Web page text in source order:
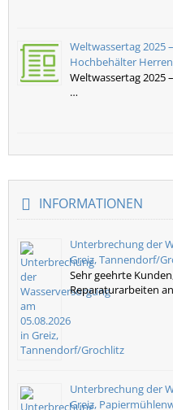
Weltwassertag 2025
Hochbehälter
Weltwassertag 2025
…
INFORMATIONEN
Unterbrechung der
Greiz, Tannendorf/
Sehr geehrte
Reparaturarbeiten
Unterbrechung der
Greiz,